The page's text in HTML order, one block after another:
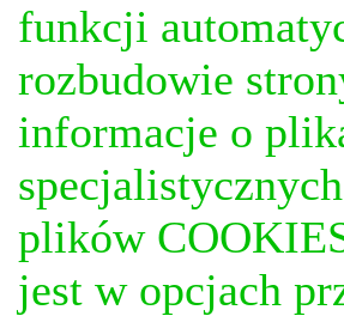
funkcji
rozbudowie
informacje o
plików
jest w opcjach